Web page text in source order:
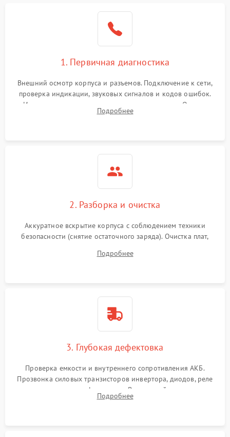
1. Первичная диагностика
Внешний осмотр корпуса и разъемов. Подключение к сети,
проверка индикации, звуковых сигналов и кодов ошибок.
Измерение входного и выходного напряжения. Оценка
реакции ИБП на отключение основного питания без
Подробнее
2. Разборка и очистка
Аккуратное вскрытие корпуса с соблюдением техники
безопасности (снятие остаточного заряда). Очистка плат,
и кистей для предотвращения перегрева и замыканий.
Подробнее
3. Глубокая дефектовка
Проверка емкости и внутреннего сопротивления АКБ.
Прозвонка силовых транзисторов инвертора, диодов, реле
переключения и трансформатора. Визуальный поиск вздутых
конденсаторов и прогаров на печатной плате.
Подробнее